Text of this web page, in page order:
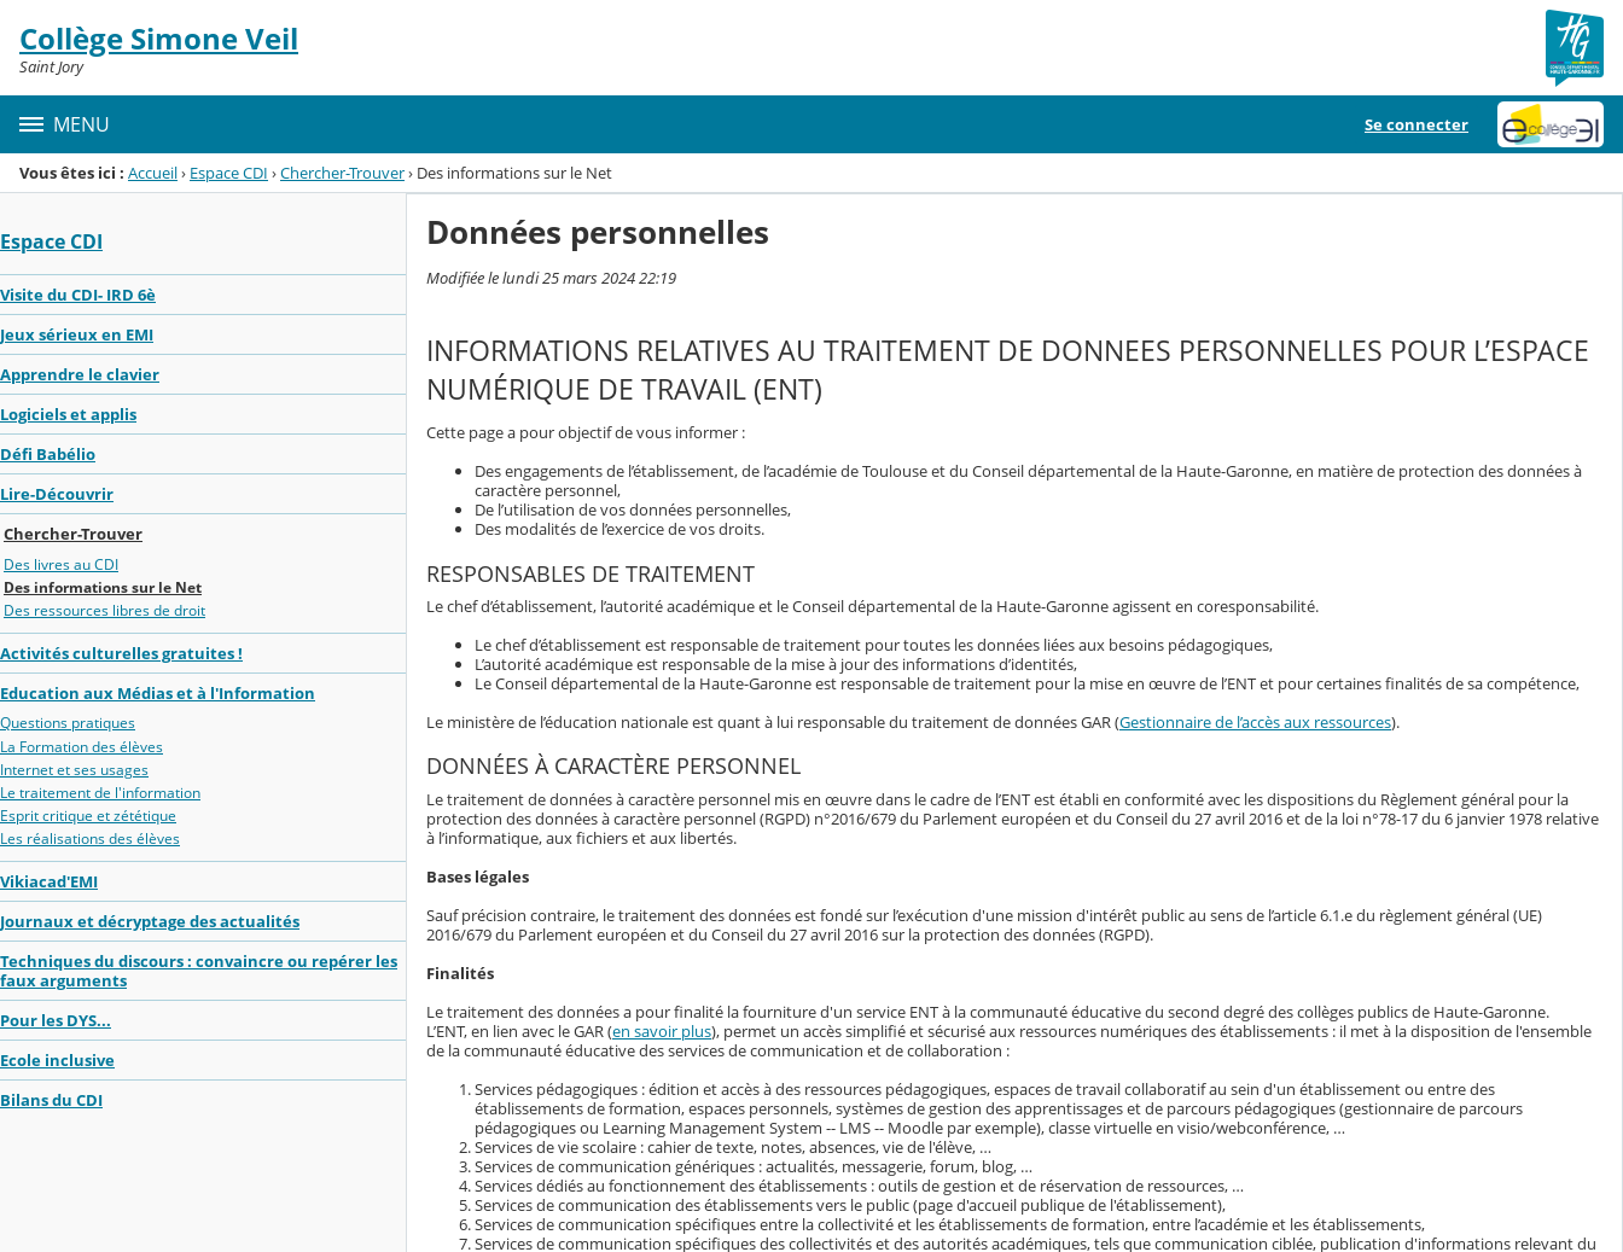
Menu de la rubrique
Contenu
Collège Simone Veil
Saint Jory
MENU Se connecter
Vous êtes ici : Accueil› Espace CDI ›Chercher-Trouver› Des informations sur le Net
Espace CDI
Visite du CDI- IRD 6è
Jeux sérieux en EMI
Apprendre le clavier
Logiciels et applis
Défi Babélio
Lire-Découvrir
Chercher-Trouver
Des livres au CDI
Des informations sur le Net
Des ressources libres de droit
Activités culturelles gratuites !
Education aux Médias et à l'Information
Questions pratiques
La Formation des élèves
Internet et ses usages
Le traitement de l'information
Esprit critique et zététique
Les réalisations des élèves
Vikiacad'EMI
Journaux et décryptage des actualités
Techniques du discours : convaincre ou repérer les
faux arguments
Pour les DYS...
Ecole inclusive
Bilans du CDI
Données personnelles
Modifiée le lundi 25 mars 2024 22:19
INFORMATIONS RELATIVES AU TRAITEMENT DE DONNEES PERSONNELLES POUR L’ESPACE
NUMÉRIQUE DE TRAVAIL (ENT)
Cette page a pour objectif de vous informer :
Des engagements de l’établissement, de l’académie de Toulouse et du Conseil départemental de la Haute-Garonne, en matière de protection des données à
caractère personnel,
De l’utilisation de vos données personnelles,
Des modalités de l’exercice de vos droits.
RESPONSABLES DE TRAITEMENT
Le chef d’établissement, l’autorité académique et le Conseil départemental de la Haute-Garonne agissent en coresponsabilité.
Le chef d’établissement est responsable de traitement pour toutes les données liées aux besoins pédagogiques,
L’autorité académique est responsable de la mise à jour des informations d’identités,
Le Conseil départemental de la Haute-Garonne est responsable de traitement pour la mise en œuvre de l’ENT et pour certaines finalités de sa compétence,
Le ministère de l’éducation nationale est quant à lui responsable du traitement de données GAR (Gestionnaire de l’accès aux ressources).
DONNÉES À CARACTÈRE PERSONNEL
Le traitement de données à caractère personnel mis en œuvre dans le cadre de l’ENT est établi en conformité avec les dispositions du Règlement général pour la
protection des données à caractère personnel (RGPD) n°2016/679 du Parlement européen et du Conseil du 27 avril 2016 et de la loi n°78-17 du 6 janvier 1978 relative
à l’informatique, aux fichiers et aux libertés.
Bases légales
Sauf précision contraire, le traitement des données est fondé sur l’exécution d'une mission d'intérêt public au sens de l’article 6.1.e du règlement général (UE)
2016/679 du Parlement européen et du Conseil du 27 avril 2016 sur la protection des données (RGPD).
Finalités
Le traitement des données a pour finalité la fourniture d'un service ENT à la communauté éducative du second degré des collèges publics de Haute-Garonne.
L’ENT, en lien avec le GAR (en savoir plus), permet un accès simplifié et sécurisé aux ressources numériques des établissements : il met à la disposition de l'ensemble
de la communauté éducative des services de communication et de collaboration :
Services pédagogiques : édition et accès à des ressources pédagogiques, espaces de travail collaboratif au sein d'un établissement ou entre des
établissements de formation, espaces personnels, systèmes de gestion des apprentissages et de parcours pédagogiques (gestionnaire de parcours
pédagogiques ou Learning Management System -- LMS -- Moodle par exemple), classe virtuelle en visio/webconférence, …
Services de vie scolaire : cahier de texte, notes, absences, vie de l'élève, …
Services de communication génériques : actualités, messagerie, forum, blog, …
Services dédiés au fonctionnement des établissements : outils de gestion et de réservation de ressources, …
Services de communication des établissements vers le public (page d'accueil publique de l'établissement),
Services de communication spécifiques entre la collectivité et les établissements de formation, entre l’académie et les établissements,
Services de communication spécifiques des collectivités et des autorités académiques, tels que communication ciblée, publication d'informations relevant du